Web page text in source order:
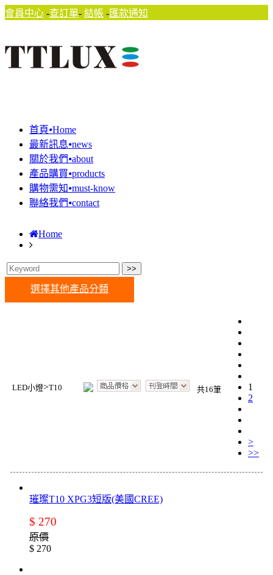
會員中心 -查訂單- 結帳 -匯款通知
首頁⦁Home
最新訊息⦁news
關於我們⦁about
產品購買⦁products
購物需知⦁must-know
聯絡我們⦁contact
Home
選擇其他產品分類
LED小燈>T10 共16筆
1
2
>
>>
璀璨T10 XPG3短版(美國CREE)
$ 270
原價
$ 270